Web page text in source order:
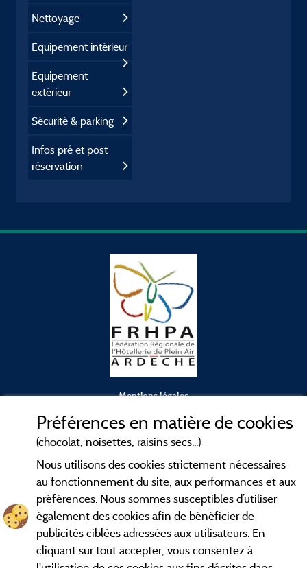
Nettoyage
Equipement intérieur
Equipement
extérieur
Sécurité & parking
Infos pré et post
réservation
Mentions légales
Contact
CGV
Les meilleurscampings en Ardèche . Consultez les fiches de
nos adhérents et découvrez nos meilleures offres dans les
Préférences en matière de cookies
(chocolat, noisettes, raisins secs...)
Nous utilisons des cookies strictement nécessaires
au fonctionnement du site, aux performances et aux
préférences. Nous sommes susceptibles d’utiliser
également des cookies afin de bénéficier de
publicités ciblées adressées aux utilisateurs. En
cliquant sur tout accepter, vous consentez à